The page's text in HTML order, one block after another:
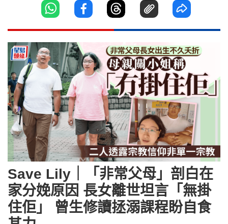
Save Lily｜「非常父母」剖白在
家分娩原因 長女離世坦言「無掛
住佢」 曾生修讀拯溺課程盼自食